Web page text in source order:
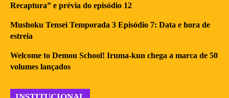
Recaptura” e prévia do episódio 12
Mushoku Tensei Temporada 3 Episódio 7: Data e hora de
estreia
Welcome to Demon School! Iruma-kun chega a marca de 50
volumes lançados